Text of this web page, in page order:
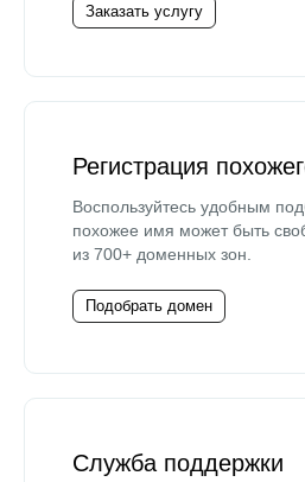
Заказать услугу
Регистрация
Воспользуйтесь удобным
похожее имя может быть
из 700+ доменных зон.
Подобрать домен
Служба поддержки